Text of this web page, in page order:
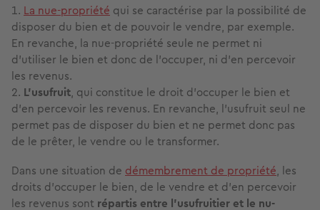
La nue-propriété qui se caractérise par la possibilité de
disposer du bien et de pouvoir le vendre, par exemple.
En revanche, la nue-propriété seule ne permet ni
d’utiliser le bien et donc de l’occuper, ni d’en percevoir
les revenus.
L’usufruit, qui constitue le droit d’occuper le bien et
d’en percevoir les revenus. En revanche, l’usufruit seul ne
permet pas de disposer du bien et ne permet donc pas
de le prêter, le vendre ou le transformer.
Dans une situation de démembrement de propriété, les
droits d’occuper le bien, de le vendre et d’en percevoir
les revenus sont répartis entre l’usufruitier et le nu-